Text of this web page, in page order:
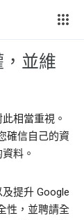
並維
相當重視。
確信自己的資
料。
提升 Google
性，並聘請全